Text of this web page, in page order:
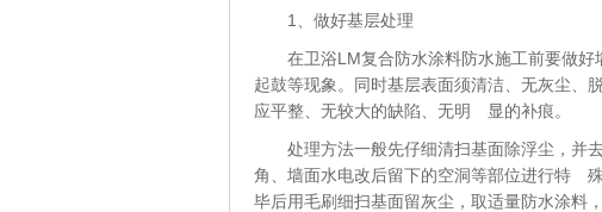
1、做好基层处理
在卫浴LM复合防水涂料防水施工前要做好
起鼓等现象。同时基层表面须清洁、无灰尘
应平整、无较大的缺陷、无明 显的补痕。
处理方法一般先仔细清扫基面除浮尘，
角、墙面水电改后留下的空洞等部位进行特
毕后用毛刷细扫基面留灰尘，取适量防水涂料